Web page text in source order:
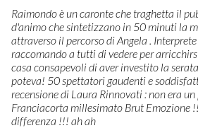
Raimondo è un caronte che traghetta il
d'animo che sintetizzano in 50 minuti la
attraverso il percorso di Angela .
raccomando a tutti di vedere per
casa consapevoli di aver investito la
poteva! 50 spettatori gaudenti e
recensione di Laura Rinnovati : non era
Franciacorta millesimato Brut Emozione
differenza !!! ah ah